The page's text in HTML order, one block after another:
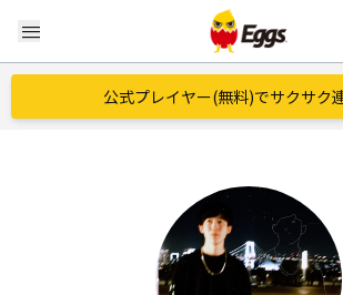
menu
公式プレイヤー(無料)でサクサク